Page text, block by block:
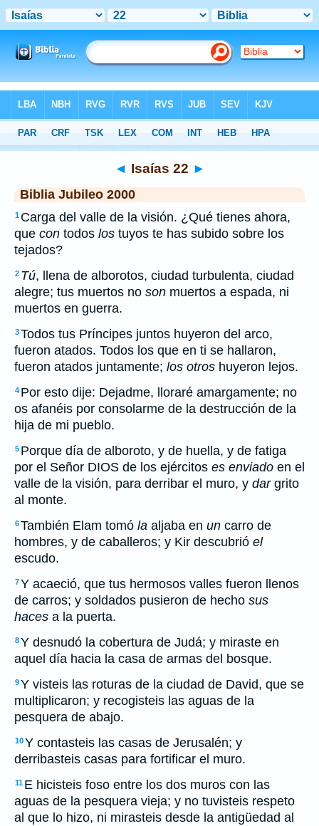
>JUB> Isaías 22
◄ Isaías 22 ►
Biblia Jubileo 2000
1 Carga del valle de la visión. ¿Qué tienes ahora,
que con todos los tuyos te has subido sobre los
tejados?
2 Tú, llena de alborotos, ciudad turbulenta, ciudad
alegre; tus muertos no son muertos a espada, ni
muertos en guerra.
3Todos tus Príncipes juntos huyeron del arco,
fueron atados. Todos los que en ti se hallaron,
fueron atados juntamente; los otros huyeron lejos.
4 Por esto dije: Dejadme, lloraré amargamente; no
os afanéis por consolarme de la destrucción de la
hija de mi pueblo.
5 Porque día de alboroto, y de huella, y de fatiga
por el Señor DIOS de los ejércitos es enviado en el
valle de la visión, para derribar el muro, y dargrito
al monte.
6También Elam tomó la aljaba en un carro de
hombres, y de caballeros; y Kir descubrió el
escudo.
7Y acaeció, que tus hermosos valles fueron llenos
de carros; y soldados pusieron de hecho sus
haces a la puerta.
8Y desnudó la cobertura de Judá; y miraste en
aquel día hacia la casa de armas del bosque.
9Y visteis las roturas de la ciudad de David, que se
multiplicaron; y recogisteis las aguas de la
pesquera de abajo.
10Y contasteis las casas de Jerusalén; y
derribasteis casas para fortificar el muro.
11 E hicisteis foso entre los dos muros con las
aguas de la pesquera vieja; y no tuvisteis respeto
al que lo hizo, ni mirasteis desde la antigüedad al